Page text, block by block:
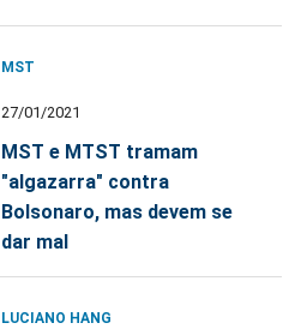
MST
27/01/2021
MST e MTST tramam
"algazarra" contra
Bolsonaro, mas devem se
dar mal
LUCIANO HANG